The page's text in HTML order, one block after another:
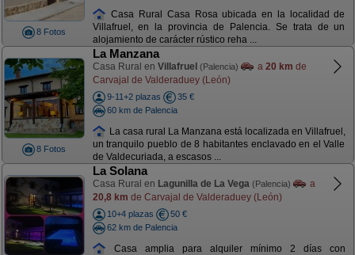
8 Fotos
Casa Rural Casa Rosa ubicada en la localidad de
Villafruel, en la provincia de Palencia. Se trata de un
alojamiento de carácter rústico reha ...
8 Fotos
La Manzana
Casa Rural en Villafruel (Palencia) a 20 km de
Carvajal de Valderaduey (León)
9-11+2 plazas
35 €
60 km de Palencia
La casa rural La Manzana está localizada en Villafruel,
un tranquilo pueblo de 8 habitantes enclavado en el Valle
de Valdecuriada, a escasos ...
La Solana
Casa Rural en Lagunilla de La Vega (Palencia)
a
20,8 km de Carvajal de Valderaduey (León)
10+4 plazas
50 €
62 km de Palencia
Casa amplia para alquiler mínimo 2 días con